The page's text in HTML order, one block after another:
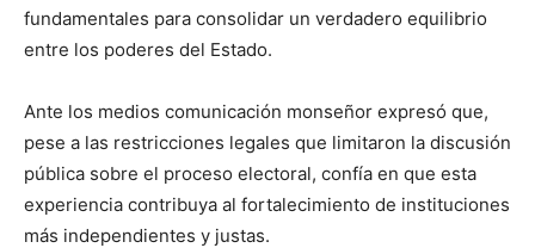
fundamentales para consolidar un verdadero equilibrio
entre los poderes del Estado.
Ante los medios comunicación monseñor expresó que,
pese a las restricciones legales que limitaron la discusión
pública sobre el proceso electoral, confía en que esta
experiencia contribuya al fortalecimiento de instituciones
más independientes y justas.